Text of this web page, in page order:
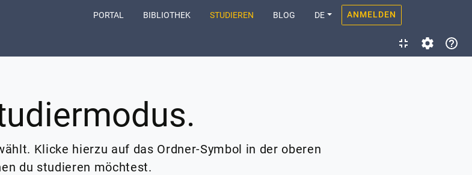
PORTAL (CURRENT)
BIBLIOTHEK STUDIEREN BLOG DE ANMELDEN
Klicke hierzu auf das Ordner-Symbol in der oberen
du studieren möchtest.